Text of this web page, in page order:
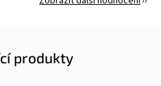
produkty